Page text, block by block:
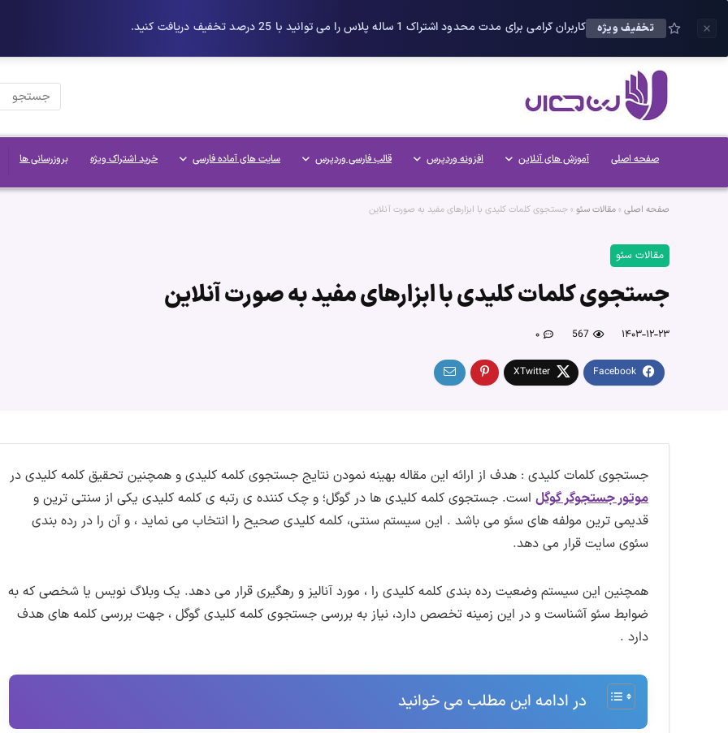
تخفیف ویژه کاربران گرامی برای مدت محدود اشتراک 1 ساله پلاس را می توانید با 25 درصد تخفیف دریافت کنید.
صفحه اصلی آموزش های آنلاین افزونه وردپرس قالب فارسی وردپرس سایت های آماده فارسی خرید اشتراک ویژه بروزرسانی ها
صفحه اصلی »مقالات سئو »جستجوی کلمات کلیدی با ابزارهای مفید به صورت آنلاین
مقالات سئو
جستجوی کلمات کلیدی با ابزارهای مفید به صورت آنلاین
۱۴۰۳-۱۲-۲۳ 567 ۰
جستجوی کلمات کلیدی : هدف از ارائه این مقاله بهینه نمودن نتایج جستجوی کلمه کلیدی و همچنین تحقیق کلمه کلیدی در
موتور جستجوگر گوگل است. جستجوی کلمه کلیدی ها در گوگل؛ و چک کننده ی رتبه ی کلمه کلیدی یکی از سنتی ترین و
قدیمی ترین مولفه های سئو می باشد . این سیستم سنتی، کلمه کلیدی صحیح را انتخاب می نماید ، و آن را در رده بندی
سئوی سایت قرار می دهد.
همچنین این سیستم وضعیت رده بندی کلمه کلیدی را ، مورد آنالیز و رهگیری قرار می دهد. یک وبلاگ نویس یا شخصی که به
ضوابط سئو آشناست و در این زمینه تخصص دارد، نیاز به بررسی جستجوی کلمه کلیدی گوگل ، جهت بررسی کلمه های هدف
دارد .
در ادامه این مطلب می خوانید